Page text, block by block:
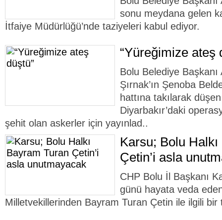
sonu meydana gelen
İtfaiye Müdürlüğü’nde taziyeleri kabul ediyor.
“Yüreğimize ateş
Bolu Belediye Başkanı
Şırnak’ın Şenoba
hattına takılarak
Diyarbakır’daki
şehit olan askerler için yayınlad..
Karsu; Bolu
Çetin’i asla
CHP Bolu İl Başkanı
günü hayata veda
Milletvekillerinden Bayram Turan Çetin ile ilgili bir